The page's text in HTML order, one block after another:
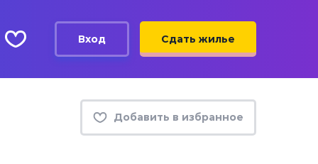
Вход Сдать жилье
Добавить в избранное